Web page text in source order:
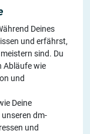
Deines
und erfährst,
sind. Du
Abläufe wie
und
Deine
dm-
und